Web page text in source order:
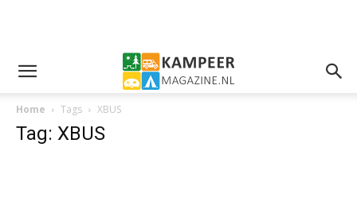
Home Tags XBUS
Tag: XBUS